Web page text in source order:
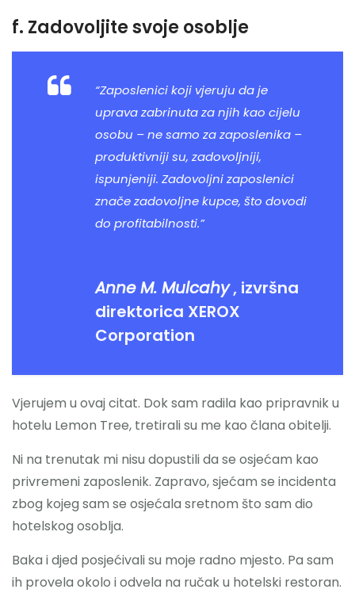
f. Zadovoljite svoje osoblje
“Zaposlenici koji vjeruju da je
uprava zabrinuta za njih kao cijelu
osobu – ne samo za zaposlenika –
produktivniji su, zadovoljniji,
ispunjeniji. Zadovoljni zaposlenici
znače zadovoljne kupce, što dovodi
do profitabilnosti.”
Anne M. Mulcahy, izvršna
direktorica XEROX
Corporation
Vjerujem u ovaj citat. Dok sam radila kao pripravnik u
hotelu Lemon Tree, tretirali su me kao člana obitelji.
Ni na trenutak mi nisu dopustili da se osjećam kao
privremeni zaposlenik. Zapravo, sjećam se incidenta
zbog kojeg sam se osjećala sretnom što sam dio
hotelskog osoblja.
Baka i djed posjećivali su moje radno mjesto. Pa sam
ih provela okolo i odvela na ručak u hotelski restoran.